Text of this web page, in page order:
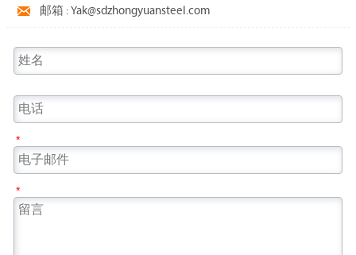
 邮箱 : Yak@sdzhongyuansteel.com
*
*